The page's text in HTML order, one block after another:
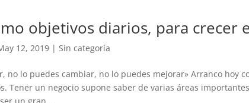
objetivos diarios, para crecer
12, 2019 |Sin categoría
no lo puedes cambiar, no lo puedes mejorar» Arranco hoy
Tener un negocio supone saber de varias áreas